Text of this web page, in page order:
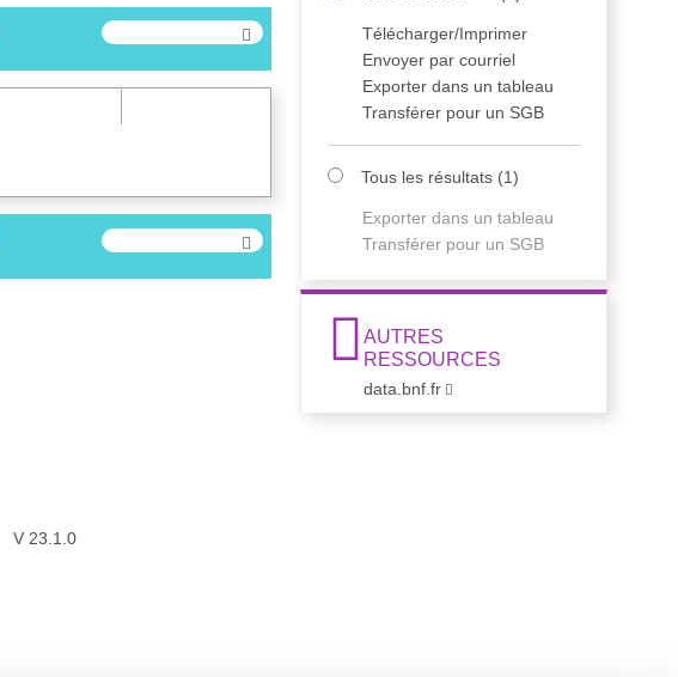
Télécharger/Imprimer
Envoyer par courriel
Exporter dans un tableau
Transférer pour un SGB
Tous les résultats (1)
Exporter dans un tableau
Transférer pour un SGB
AUTRES
RESSOURCES
data.bnf.fr
V 23.1.0